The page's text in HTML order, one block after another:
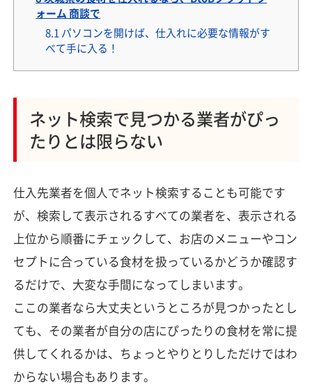
ォーム 商談で
8.1 パソコンを開けば、仕入れに必要な情報がす
べて手に入る！
ネット検索で見つかる業者がぴっ
たりとは限らない
仕入先業者を個人でネット検索することも可能です
が、検索して表示されるすべての業者を、表示される
上位から順番にチェックして、お店のメニューやコン
セプトに合っている食材を扱っているかどうか確認す
るだけで、大変な手間になってしまいます。
ここの業者なら大丈夫というところが見つかったとし
ても、その業者が自分の店にぴったりの食材を常に提
供してくれるかは、ちょっとやりとりしただけではわ
からない場合もあります。